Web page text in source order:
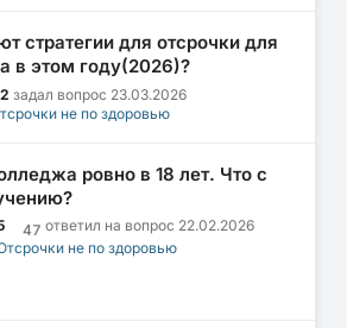
стратегии для отсрочки для
в этом году(2026)?
задал вопрос 23.03.2026
не по здоровью
ровно в 18 лет. Что с
47 ответил на вопрос 22.02.2026
не по здоровью